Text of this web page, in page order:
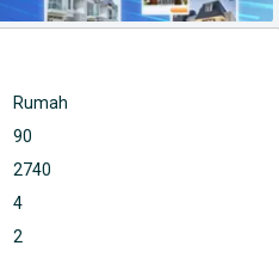
Rumah
90
2740
4
2